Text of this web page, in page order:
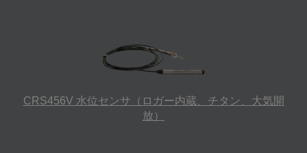
CRS456V 水位センサ（ロガー内蔵、チタン、大気開
放）